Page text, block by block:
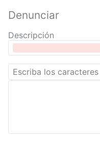
Denunciar
Descripción